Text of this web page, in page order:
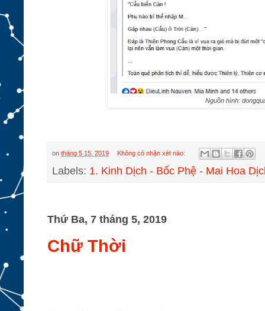
Nguồn hình:
on tháng 5 15, 2019 Không có nhận xét nào:
Labels: 1. Kinh Dịch - Bốc Phệ - Mai Hoa
Thứ Ba, 7 tháng 5, 2019
Chữ Thời